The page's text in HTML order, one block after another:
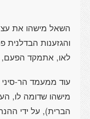
השאל מישהו את
והגזענות הבדלנית
לאו, אתמקד
עוד ממעמד הר-
מישהו שדומה לו,
הברית), על ידי